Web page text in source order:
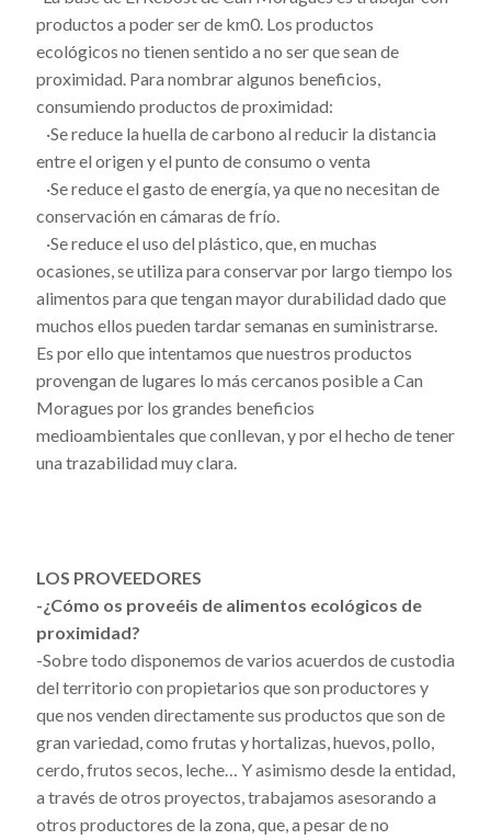
productos a poder ser de km0. Los productos
ecológicos no tienen sentido a no ser que sean de
proximidad. Para nombrar algunos beneficios,
consumiendo productos de proximidad:
·Se reduce la huella de carbono al reducir la distancia
entre el origen y el punto de consumo o venta
·Se reduce el gasto de energía, ya que no necesitan de
conservación en cámaras de frío.
·Se reduce el uso del plástico, que, en muchas
ocasiones, se utiliza para conservar por largo tiempo los
alimentos para que tengan mayor durabilidad dado que
muchos ellos pueden tardar semanas en suministrarse.
Es por ello que intentamos que nuestros productos
provengan de lugares lo más cercanos posible a Can
Moragues por los grandes beneficios
medioambientales que conllevan, y por el hecho de tener
una trazabilidad muy clara.
LOS PROVEEDORES
-¿Cómo os proveéis de alimentos ecológicos de
proximidad?
-Sobre todo disponemos de varios acuerdos de custodia
del territorio con propietarios que son productores y
que nos venden directamente sus productos que son de
gran variedad, como frutas y hortalizas, huevos, pollo,
cerdo, frutos secos, leche… Y asimismo desde la entidad,
a través de otros proyectos, trabajamos asesorando a
otros productores de la zona, que, a pesar de no